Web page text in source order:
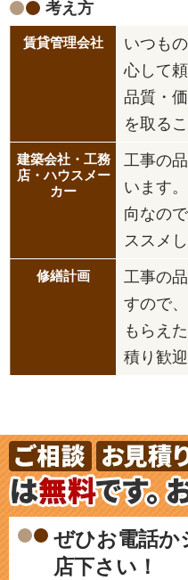
考え方
いつも
心して
品質・
を取る
工事の
います
向なの
ススメし
工事の
すので
もらえ
積り歓迎
ぜひお電話か
店下さい！